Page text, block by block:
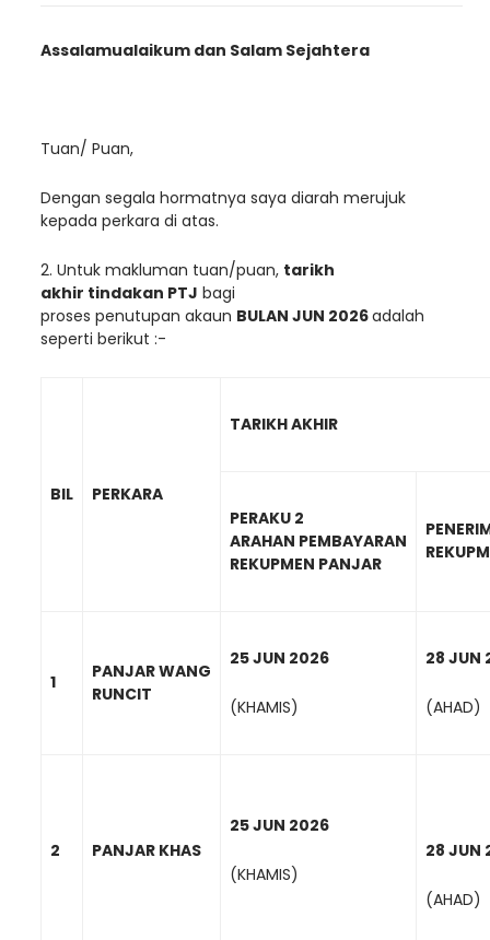
Assalamualaikum dan Salam Sejahtera
Tuan/ Puan,
Dengan segala hormatnya saya diarah merujuk
kepada perkara di atas.
2. Untuk makluman tuan/puan, tarikh
akhir tindakan PTJ bagi
proses penutupan akaun BULAN JUN 2026adalah
seperti berikut :-
BIL PERKARA
TARIKH AKHIR
PERAKU 2
ARAHAN PEMBAYARAN
REKUPMEN PANJAR
1
PANJAR WANG
RUNCIT
25 JUN 2026
(KHAMIS)
28 JUN
(AHAD)
2 PANJAR KHAS
25 JUN 2026
(KHAMIS)
28 JUN
(AHAD)